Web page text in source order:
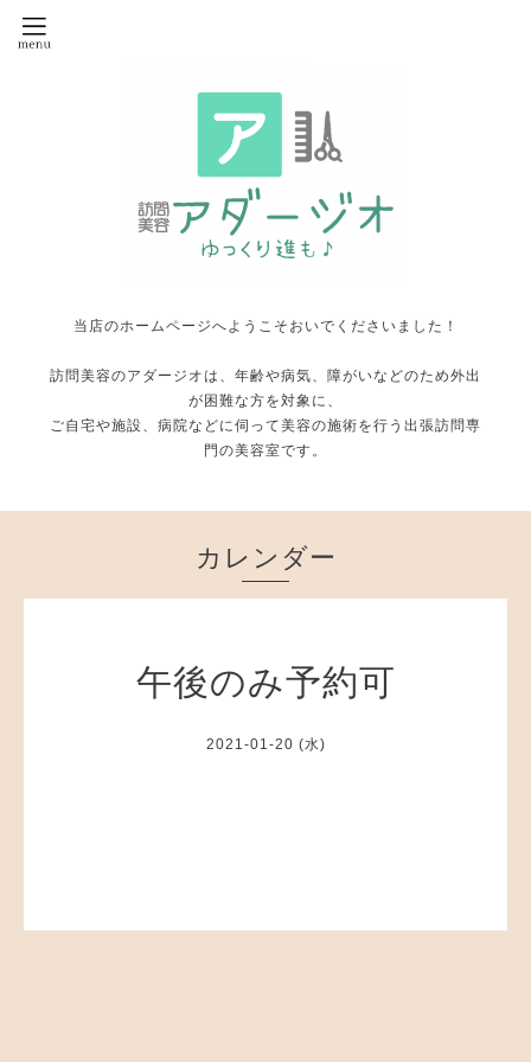
当店のホームページへようこそおいでくださいました！
訪問美容のアダージオは、年齢や病気、障がいなどのため外出
が困難な方を対象に、
ご自宅や施設、病院などに伺って美容の施術を行う出張訪問専
門の美容室です。
カレンダー
午後のみ予約可
2021-01-20 (水)